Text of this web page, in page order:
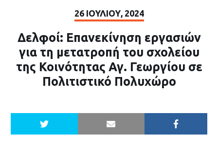
26 ΙΟΥΛΊΟΥ, 2024
Δελφοί: Επανεκίνηση εργασιών
για τη μετατροπή του σχολείου
της Κοινότητας Αγ. Γεωργίου σε
Πολιτιστικό Πολυχώρο